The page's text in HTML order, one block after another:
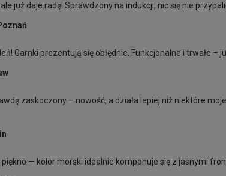
już daje radę! Sprawdzony na indukcji, nic się nie
Garnki prezentują się obłędnie. Funkcjonalne i trwałe –
zaskoczony – nowość, a działa lepiej niż niektóre
piękno — kolor morski idealnie komponuje się z jasnymi